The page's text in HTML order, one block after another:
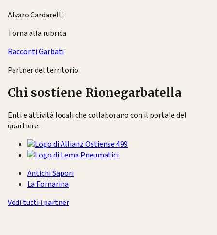
Alvaro Cardarelli
Torna alla rubrica
Racconti Garbati
Partner del territorio
Chi sostiene Rionegarbatella
Enti e attività locali che collaborano con il portale del
quartiere.
Antichi Sapori
La Fornarina
Vedi tutti i partner